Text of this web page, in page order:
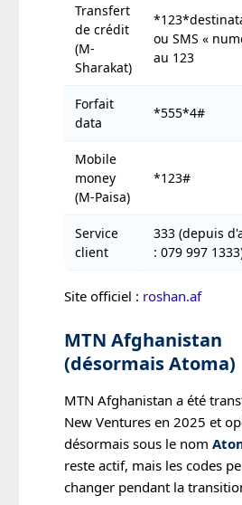
Transfert
de crédit
(M-
Sharakat)
ou SMS «
au 123
Forfait
data
*555*4#
Mobile
money
(M-Paisa)
*123#
Service
client
333 (depuis
: 079 997
Site officiel : roshan.af
MTN Afghanistan
(désormais Atoma)
MTN Afghanistan a été
New Ventures en 2025 et
désormais sous le nom
reste actif, mais les codes
changer pendant la